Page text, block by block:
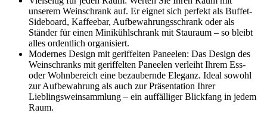
unserem Weinschrank auf. Er eignet sich perfekt als Buffet-
Sideboard, Kaffeebar, Aufbewahrungsschrank oder als
Ständer für einen Minikühlschrank mit Stauraum – so bleibt
alles ordentlich organisiert.
Modernes Design mit geriffelten Paneelen: Das Design des
Weinschranks mit geriffelten Paneelen verleiht Ihrem Ess-
oder Wohnbereich eine bezaubernde Eleganz. Ideal sowohl
zur Aufbewahrung als auch zur Präsentation Ihrer
Lieblingsweinsammlung – ein auffälliger Blickfang in jedem
Raum.